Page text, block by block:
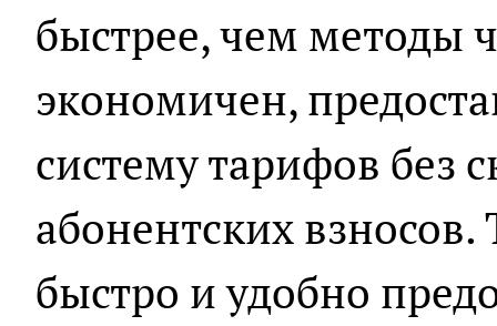
быстрее, чем методы
экономичен,
систему тарифов без
абонентских
быстро и удобно